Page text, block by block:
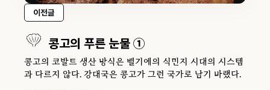
이전글
콩고의 푸른 눈물 ①
콩고의 코발트 생산 방식은 벨기에의 식민지 시대의 시스템
과 다르지 않다. 강대국은 콩고가 그런 국가로 남기 바랬다.